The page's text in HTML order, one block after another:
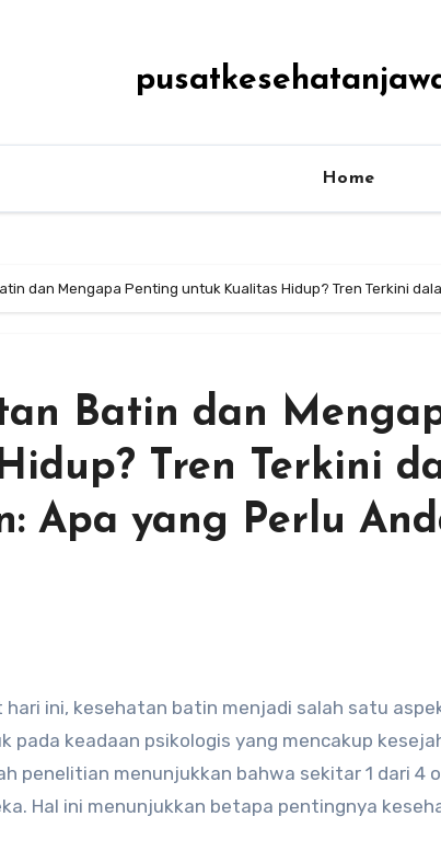
Home
dan Mengapa Penting untuk Kualitas Hidup? Tren Terkini
Batin dan
Tren Terkini
Apa yang Perlu
pada keadaan psikologis yang mencakup
penelitian menunjukkan bahwa sekitar 1 dari 4
Hal ini menunjukkan betapa pentingnya